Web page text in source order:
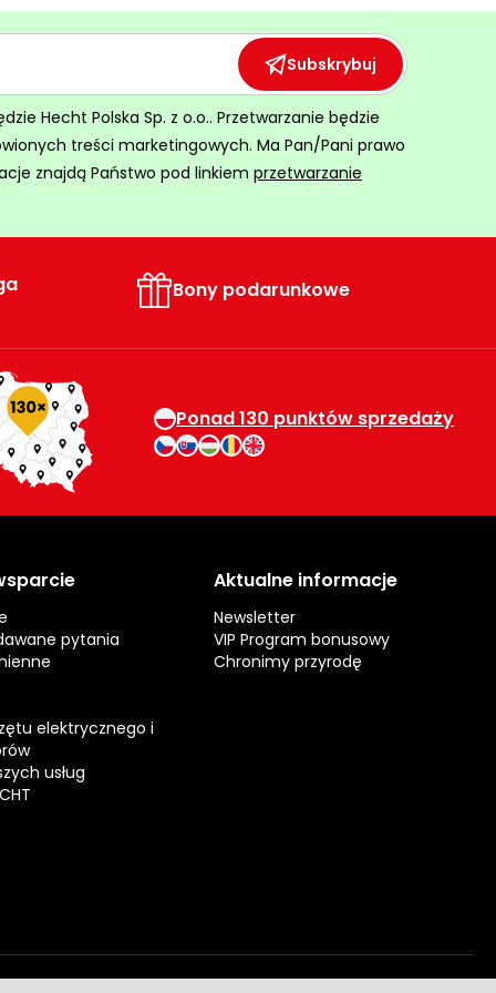
Subskrybuj
Hecht Polska Sp. z o.o.. Przetwarzanie będzie
treści marketingowych. Ma Pan/Pani prawo
znajdą Państwo pod linkiem przetwarzanie
Bony podarunkowe
Ponad 130 punktów sprzedaży
pytania
elektrycznego i
usług
Aktualne informacje
Newsletter
VIP Program bonusowy
Chronimy przyrodę